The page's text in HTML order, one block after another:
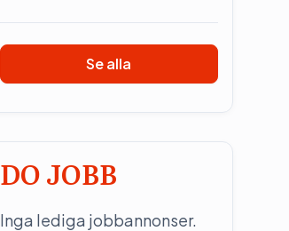
Se alla
DO JOBB
Inga lediga jobbannonser.